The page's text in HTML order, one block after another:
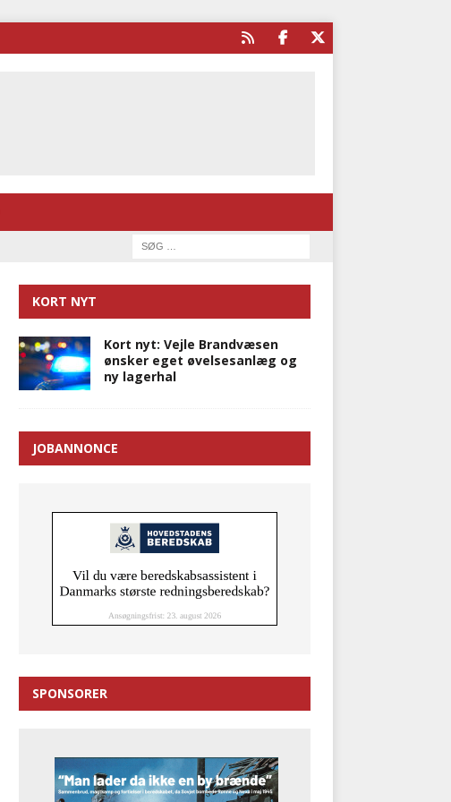
KORT NYT
Kort nyt: Vejle Brandvæsen
ønsker eget øvelsesanlæg og
ny lagerhal
JOBANNONCE
SPONSORER